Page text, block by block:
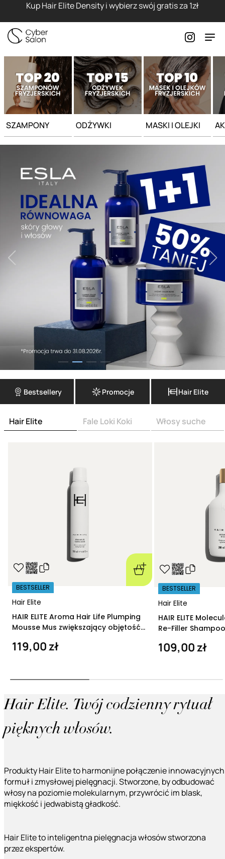
Kup Hair Elite Density i wybierz swój gratis za 1zł
SZAMPONY ODŻYWKI MASKI I OLEJKI
Bestsellery Promocje Hair Elite
Hair Elite Fale Loki Koki Włosy suche
Hair Elite
BESTSELLER
HAIR ELITE Aroma Hair Life Plumping
Mousse Mus zwiększający objętość
119,00 zł
Hair Elite
BESTSELLER
HAIR ELITE
Re-Filler
109,00 zł
Hair Elite. Twój codzienny rytuał
pięknych włosów.
Produkty Hair Elite to harmonijne połączenie innowacyjnych
formuł i zmysłowej pielęgnacji. Stworzone, by odbudować
włosy na poziomie molekularnym, przywrócić im blask,
miękkość i jedwabistą gładkość.
Hair Elite to inteligentna pielęgnacja włosów stworzona
przez ekspertów.
Strona główna - Cyber Salon